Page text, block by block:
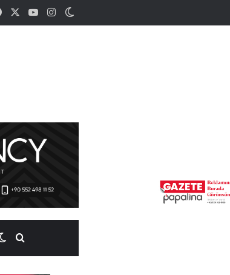
FacebookYouTubeInstagramDış görünümü değiştir
Dış görünümü değiştir